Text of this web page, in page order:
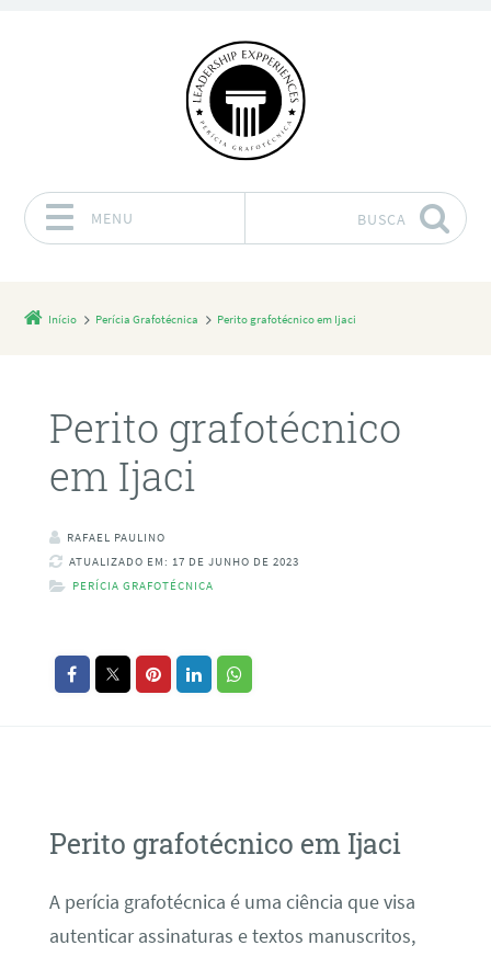
MENU BUSCA
Início Perícia Grafotécnica Perito grafotécnico em Ijaci
Perito grafotécnico
em Ijaci
RAFAEL PAULINO
ATUALIZADO EM: 17 DE JUNHO DE 2023
PERÍCIA GRAFOTÉCNICA
Perito grafotécnico em Ijaci
A perícia grafotécnica é uma ciência que visa
autenticar assinaturas e textos manuscritos,